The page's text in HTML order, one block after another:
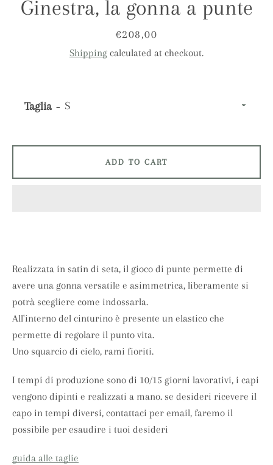
SEARCH
Ginestra, la gonna a punte
Price
€208,00
Shipping calculated at checkout.
Realizzata in satin di seta, il gioco di punte permette di
avere una gonna versatile e asimmetrica, liberamente si
potrà scegliere come indossarla.
All'interno del cinturino è presente un elastico che
permette di regolare il punto vita.
Uno squarcio di cielo, rami fioriti.
I tempi di produzione sono di 10/15 giorni lavorativi, i capi
vengono dipinti e realizzati a mano. se desideri ricevere il
capo in tempi diversi, contattaci per email, faremo il
possibile per esaudire i tuoi desideri
guida alle taglie
Taglia
ADD TO CART